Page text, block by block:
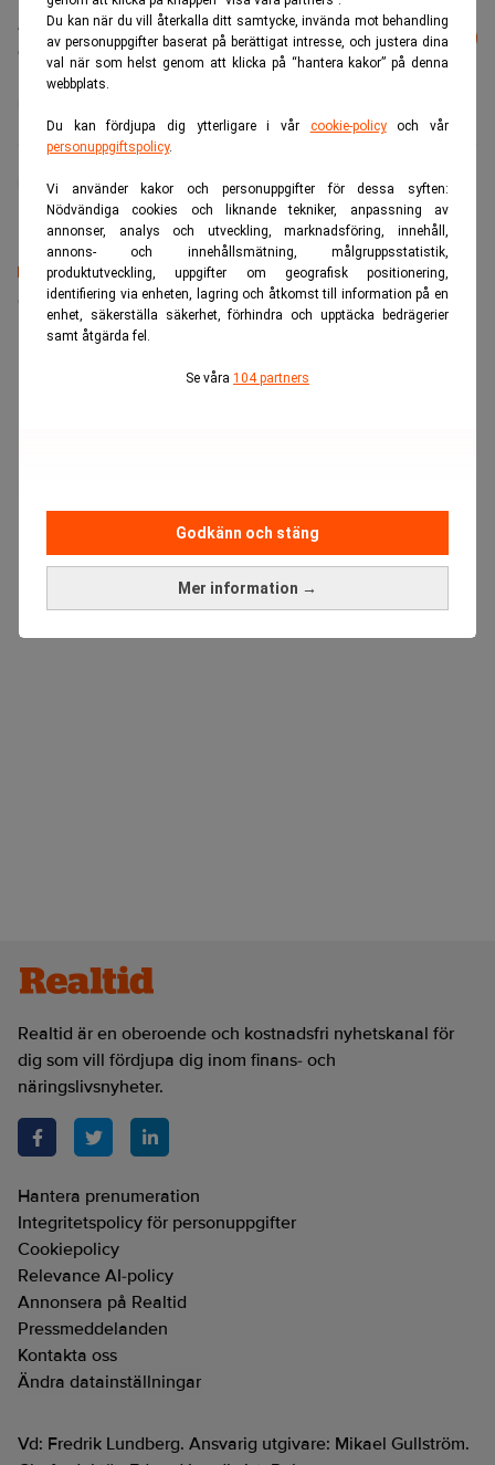
Du kan när du vill återkalla ditt samtycke, invända mot behandling
av personuppgifter baserat på berättigat intresse, och justera dina
val när som helst genom att klicka på “hantera kakor” på denna
webbplats.
Du kan fördjupa dig ytterligare i vår cookie-policyoch vår
personuppgiftspolicy.
Vi använder kakor och personuppgifter för dessa syften:
Nödvändiga cookies och liknande tekniker, anpassning av
annonser, analys och utveckling, marknadsföring, innehåll,
annons- och innehållsmätning, målgruppsstatistik,
produktutveckling, uppgifter om geografisk positionering,
identifiering via enheten, lagring och åtkomst till information på en
enhet, säkerställa säkerhet, förhindra och upptäcka bedrägerier
samt åtgärda fel.
Se våra 104 partners
Mer information →
Godkänn och stäng
Läs mer från Realtid - vårt nyhetsbrev
är kostnadsfritt:
Prenumerera
Finwire
Senaste lediga jobben
Realtid är en oberoende och kostnadsfri nyhetskanal för
dig som vill fördjupa dig inom finans- och
näringslivsnyheter.
Hantera prenumeration
Integritetspolicy för personuppgifter
Cookiepolicy
Relevance AI-policy
Annonsera på Realtid
Pressmeddelanden
Kontakta oss
Ändra datainställningar
Vd: Fredrik Lundberg. Ansvarig utgivare: Mikael Gullström.